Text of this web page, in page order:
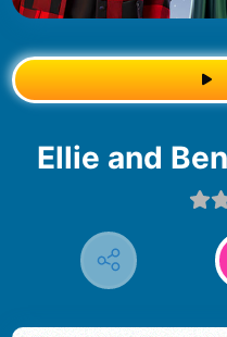
Ellie and